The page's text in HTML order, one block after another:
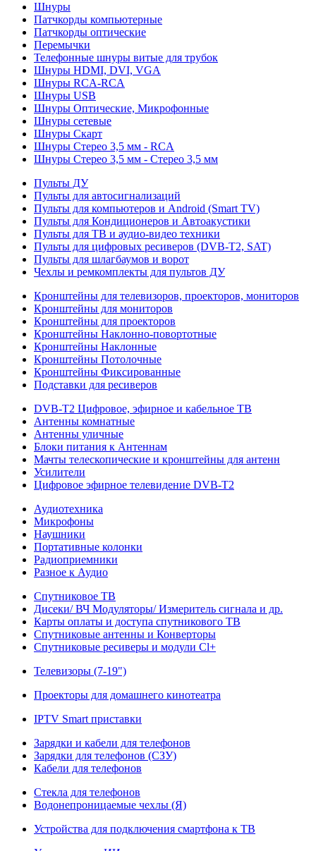
Шнуры
Патчкорды компьютерные
Патчкорды оптические
Перемычки
Телефонные шнуры витые для трубок
Шнуры HDMI, DVI, VGA
Шнуры RCA-RCA
Шнуры USB
Шнуры Оптические, Микрофонные
Шнуры сетевые
Шнуры Скарт
Шнуры Стерео 3,5 мм - RCA
Шнуры Стерео 3,5 мм - Стерео 3,5 мм
Пульты ДУ
Пульты для автосигнализаций
Пульты для компьютеров и Android (Smart TV)
Пульты для Кондиционеров и Автоакустики
Пульты для ТВ и аудио-видео техники
Пульты для цифровых ресиверов (DVB-T2, SAT)
Пульты для шлагбаумов и ворот
Чехлы и ремкомплекты для пультов ДУ
Кронштейны для телевизоров, проекторов, мониторов
Кронштейны для мониторов
Кронштейны для проекторов
Кронштейны Наклонно-повортотные
Кронштейны Наклонные
Кронштейны Потолочные
Кронштейны Фиксированные
Подставки для ресиверов
DVB-T2 Цифровое, эфирное и кабельное ТВ
Антенны комнатные
Антенны уличные
Блоки питания к Антеннам
Мачты телескопические и кронштейны для антенн
Усилители
Цифровое эфирное телевидение DVB-Т2
Аудиотехника
Микрофоны
Наушники
Портативные колонки
Радиоприемники
Разное к Аудио
Спутниковое ТВ
Дисеки/ ВЧ Модуляторы/ Измеритель сигнала и др.
Карты оплаты и доступа спутникового ТВ
Спутниковые антенны и Конверторы
Спутниковые ресиверы и модули Cl+
Телевизоры (7-19")
Проекторы для домашнего кинотеатра
IPTV Smart приставки
Зарядки и кабели для телефонов
Зарядки для телефонов (СЗУ)
Кабели для телефонов
Стекла для телефонов
Водонепроницаемые чехлы (Я)
Устройства для подключения смартфона к ТВ